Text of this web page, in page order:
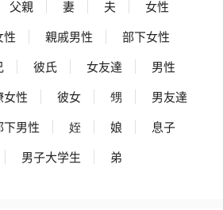
父親 妻 夫
女性
性 親戚男性
部下女性
彼氏 女友達
男性
女性 彼女 甥
男友達
下男性 姪 娘
息子
男子大学生 弟